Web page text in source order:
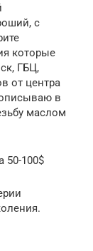
с
которые
ГБЦ,
от центра
в
маслом
50-100$